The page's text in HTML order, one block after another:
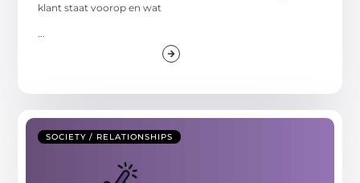
klant staat voorop en wat
...
SOCIETY / RELATIONSHIPS